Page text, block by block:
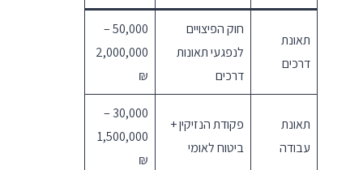
תאונת
דרכים
חוק הפיצויים
לנפגעי תאונות
דרכים
50,000 –
2,000,000
₪
תאונת
עבודה
פקודת הנזיקין +
ביטוח לאומי
30,000 –
1,500,000
₪